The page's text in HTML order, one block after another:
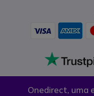
Onedirect, uma